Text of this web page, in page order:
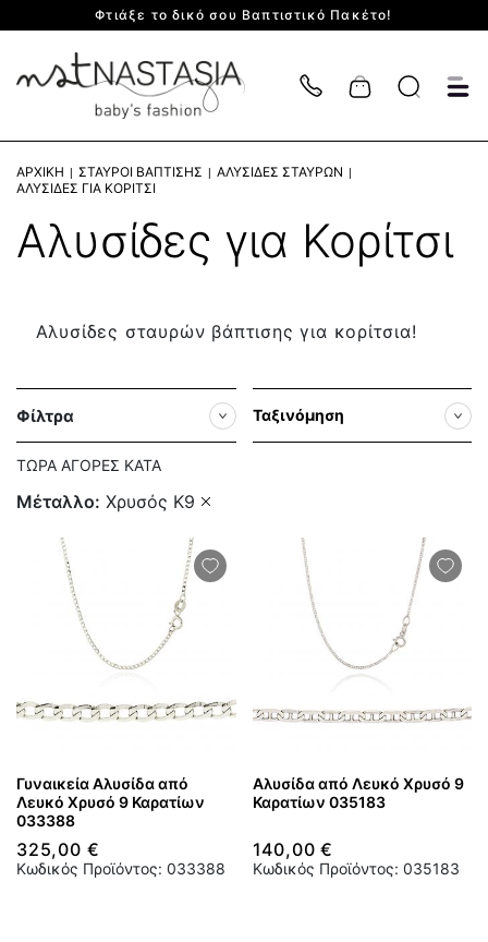
Φτιάξε το δικό σου Βαπτιστικό Πακέτο!
Cart
ΑΡΧΙΚΉ ΣΤΑΥΡΟΊ ΒΆΠΤΙΣΗΣ
ΑΛΥΣΊΔΕΣ ΣΤΑΥΡΏΝ
ΑΛΥΣΊΔΕΣ ΓΙΑ ΚΟΡΊΤΣΙ
Αλυσίδες για Κορίτσι
Αλυσίδες σταυρών βάπτισης για κορίτσια!
Ταξινόμηση
Γυναικεία Αλυσίδα από
Λευκό Χρυσό 9 Καρατίων
033388
325,00 €
Κωδικός Προϊόντος: 033388
Αλυσίδα από Λευκό Χρυσό 9
Καρατίων 035183
140,00 €
Κωδικός Προϊόντος: 035183
Φίλτρα
ΤΏΡΑ ΑΓΟΡΈΣ ΚΑΤΆ
Μέταλλο Χρυσός Κ9